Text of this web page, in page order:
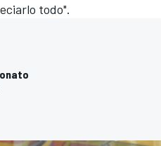
todo".